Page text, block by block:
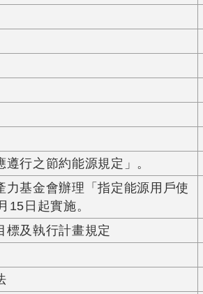
行之節約能源規定」。
基金會辦理「指定能源用戶使
15日起實施。
標及執行計畫規定